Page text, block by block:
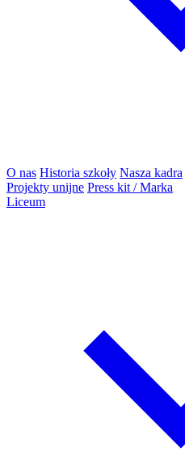
O nas Historia szkoły Nasza kadra
Projekty unijne Press kit / Marka
Liceum